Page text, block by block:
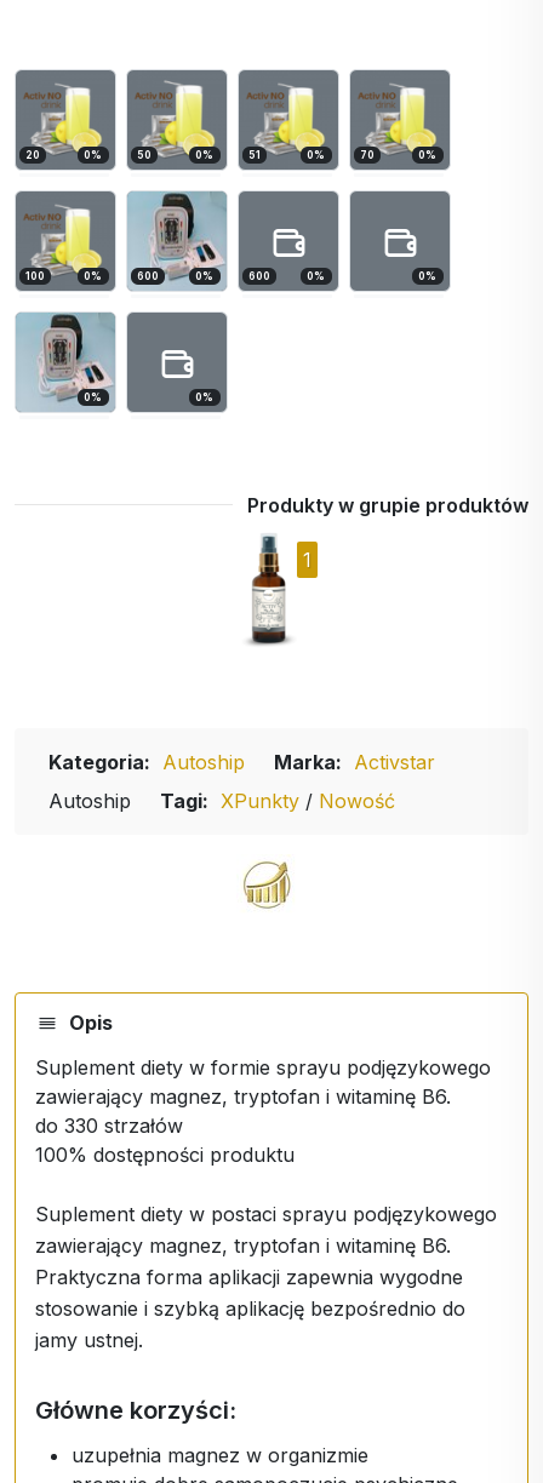
20 0% 50 0% 51 0% 70 0%
100 0% 600 0% 600 0% 0%
0% 0%
Produkty w grupie produktów
1
Kategoria: Autoship Marka: Activstar
Autoship
Tagi: XPunkty / Nowość
Opis
Suplement diety w formie sprayu podjęzykowego
zawierający magnez, tryptofan i witaminę B6.
do 330 strzałów
100% dostępności produktu
Suplement diety w postaci sprayu podjęzykowego
zawierający magnez, tryptofan i witaminę B6.
Praktyczna forma aplikacji zapewnia wygodne
stosowanie i szybką aplikację bezpośrednio do
jamy ustnej.
Główne korzyści:
uzupełnia magnez w organizmie